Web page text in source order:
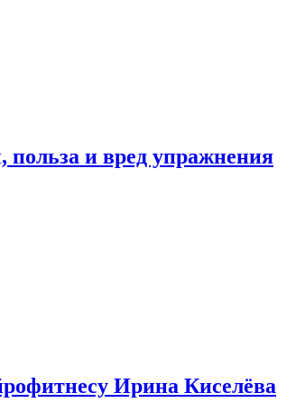
польза и вред упражнения
Ирина Киселёва